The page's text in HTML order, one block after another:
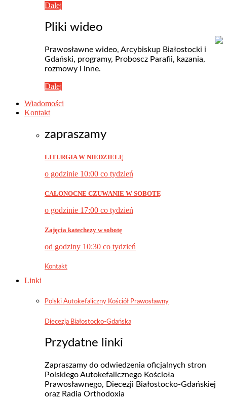
Dalej
Pliki wideo
Prawosławne wideo, Arcybiskup Białostocki i
Gdański, programy, Proboscz Parafii, kazania,
rozmowy i inne.
Dalej
Wiadomości
Kontakt
zapraszamy
LITURGIA W NIEDZIELĘ
o godzinie 10:00 co tydzień
CAŁONOCNE CZUWANIE W SOBOTĘ
o godzinie 17:00 co tydzień
Zajęcia katechezy w sobotę
od godziny 10:30 co tydzień
Kontakt
Linki
Polski Autokefaliczny Kościół Prawosławny
Diecezja Białostocko-Gdańska
Przydatne linki
Zapraszamy do odwiedzenia oficjalnych stron
Polskiego Autokefalicznego Kościoła
Prawosławnego, Diecezji Białostocko-Gdańskiej
oraz Radia Orthodoxia